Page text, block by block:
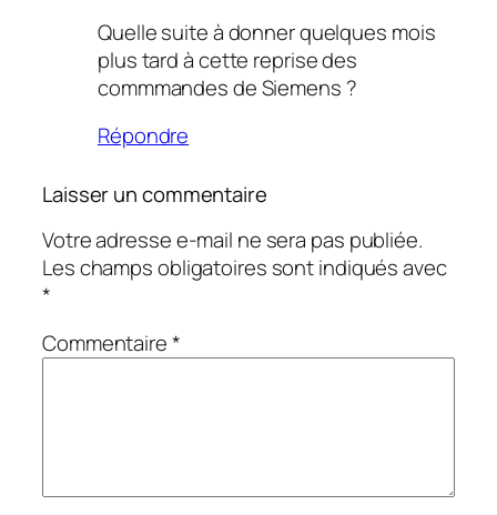
Quelle suite à donner quelques mois
plus tard à cette reprise des
commmandes de Siemens ?
Répondre
Laisser un commentaire
Votre adresse e-mail ne sera pas publiée.
Les champs obligatoires sont indiqués avec
*
Commentaire*